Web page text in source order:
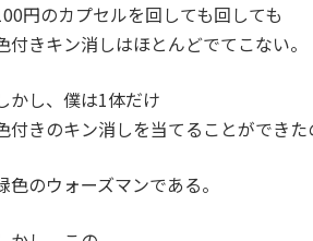
円のカプセルを回しても回しても
付きキン消しはほとんどでてこない。
かし、僕は1体だけ
付きのキン消しを当てることができ
色のウォーズマンである。